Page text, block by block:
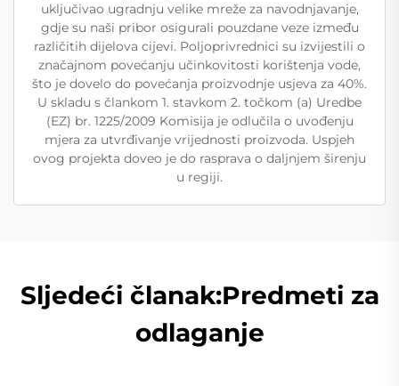
uključivao ugradnju velike mreže za navodnjavanje,
gdje su naši pribor osigurali pouzdane veze između
različitih dijelova cijevi. Poljoprivrednici su izvijestili o
značajnom povećanju učinkovitosti korištenja vode,
što je dovelo do povećanja proizvodnje usjeva za 40%.
U skladu s člankom 1. stavkom 2. točkom (a) Uredbe
(EZ) br. 1225/2009 Komisija je odlučila o uvođenju
mjera za utvrđivanje vrijednosti proizvoda. Uspjeh
ovog projekta doveo je do rasprava o daljnjem širenju
u regiji.
Sljedeći članak:Predmeti za
odlaganje